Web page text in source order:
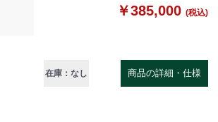
￥385,000 (税込)
在庫：なし 商品の詳細・仕様